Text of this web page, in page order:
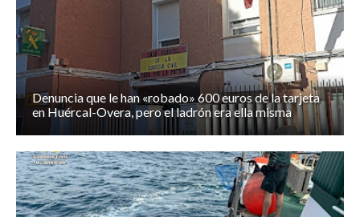
Denuncia que le han «robado» 600 euros de la tarjeta
en Huércal-Overa, pero el ladrón era ella misma